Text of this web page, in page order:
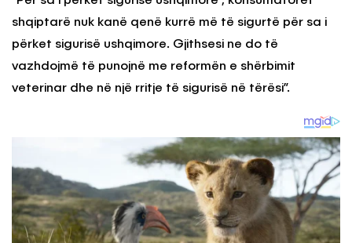
shqiptarë nuk kanë qenë kurrë më të sigurtë për sa i
përket sigurisë ushqimore. Gjithsesi ne do të
vazhdojmë të punojnë me reformën e shërbimit
veterinar dhe në një rritje të sigurisë në tërësi”.